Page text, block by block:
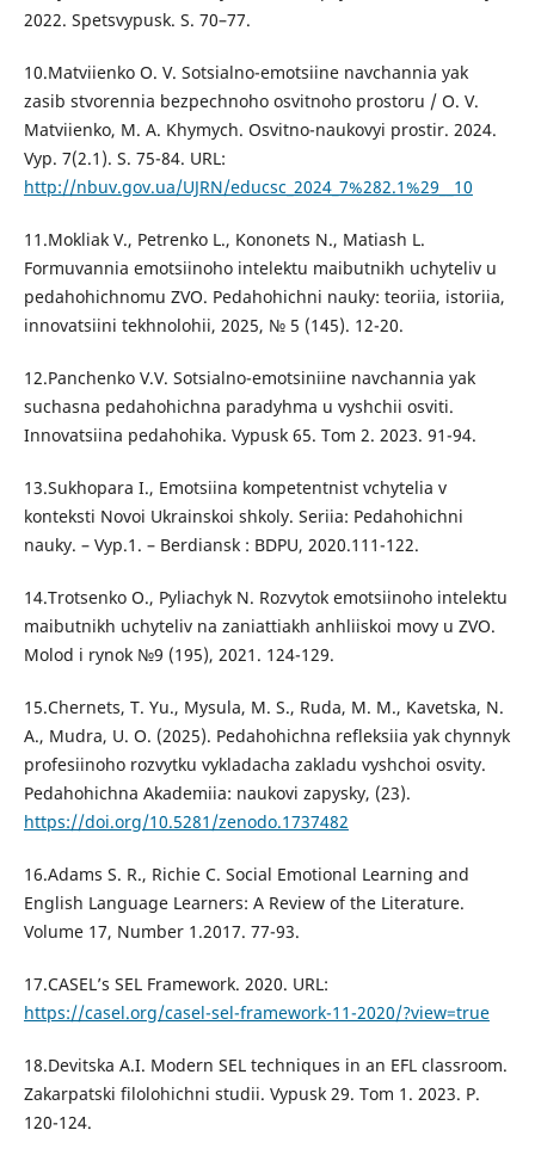
2022. Spetsvypusk. S. 70–77.
10.Matviienko O. V. Sotsialno-emotsiine navchannia yak
zasib stvorennia bezpechnoho osvitnoho prostoru / O. V.
Matviienko, M. A. Khymych. Osvitno-naukovyi prostir. 2024.
Vyp. 7(2.1). S. 75-84. URL:
http://nbuv.gov.ua/UJRN/educsc_2024_7%282.1%29__10
11.Mokliak V., Petrenko L., Kononets N., Matiash L.
Formuvannia emotsiinoho intelektu maibutnikh uchyteliv u
pedahohichnomu ZVO. Pedahohichni nauky: teoriia, istoriia,
innovatsiini tekhnolohii, 2025, № 5 (145). 12-20.
12.Panchenko V.V. Sotsialno-emotsiniine navchannia yak
suchasna pedahohichna paradyhma u vyshchii osviti.
Innovatsiina pedahohika. Vypusk 65. Tom 2. 2023. 91-94.
13.Sukhopara I., Emotsiina kompetentnist vchytelia v
konteksti Novoi Ukrainskoi shkoly. Seriia: Pedahohichni
nauky. – Vyp.1. – Berdiansk : BDPU, 2020.111-122.
14.Trotsenko O., Pyliachyk N. Rozvytok emotsiinoho intelektu
maibutnikh uchyteliv na zaniattiakh anhliiskoi movy u ZVO.
Molod i rynok №9 (195), 2021. 124-129.
15.Chernets, T. Yu., Mysula, M. S., Ruda, M. M., Kavetska, N.
A., Mudra, U. O. (2025). Pedahohichna refleksiia yak chynnyk
profesiinoho rozvytku vykladacha zakladu vyshchoi osvity.
Pedahohichna Akademiia: naukovi zapysky, (23).
https://doi.org/10.5281/zenodo.1737482
16.Adams S. R., Richie C. Social Emotional Learning and
English Language Learners: A Review of the Literature.
Volume 17, Number 1.2017. 77-93.
17.CASEL’s SEL Framework. 2020. URL:
https://casel.org/casel-sel-framework-11-2020/?view=true
18.Devitska A.I. Modern SEL techniques in an EFL classroom.
Zakarpatski filolohichni studii. Vypusk 29. Tom 1. 2023. P.
120-124.